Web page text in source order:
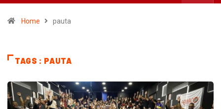
Home pauta
TAGS : PAUTA